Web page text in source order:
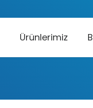
Ürünlerimiz